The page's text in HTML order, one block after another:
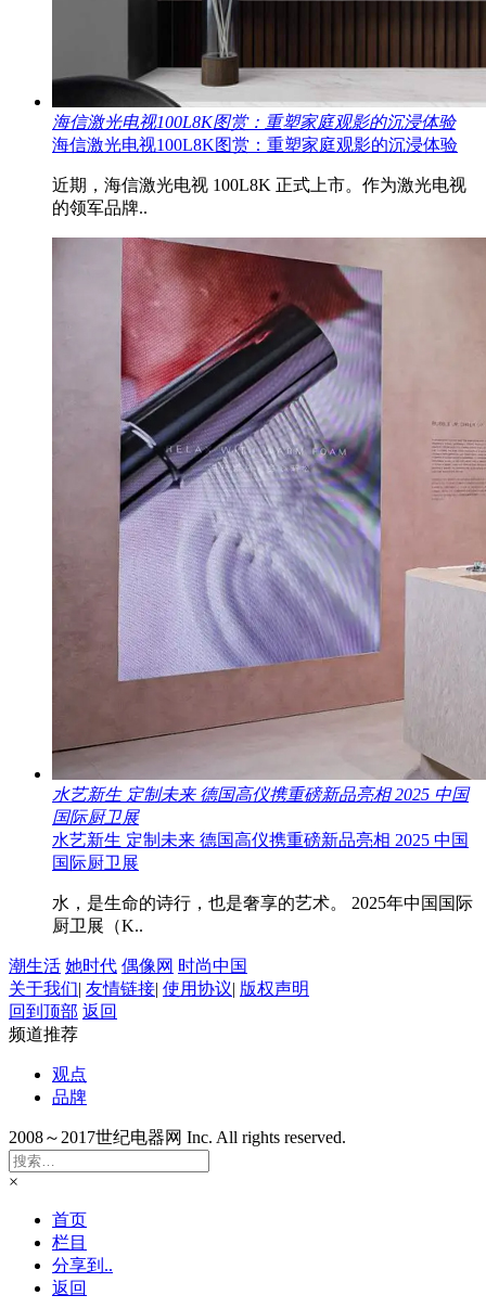
海信激光电视100L8K图赏：重塑家庭观影的沉浸体验
海信激光电视100L8K图赏：重塑家庭观影的沉浸体验
近期，海信激光电视 100L8K 正式上市。作为激光电视
的领军品牌..
水艺新生 定制未来 德国高仪携重磅新品亮相 2025 中国
国际厨卫展
水艺新生 定制未来 德国高仪携重磅新品亮相 2025 中国
国际厨卫展
水，是生命的诗行，也是奢享的艺术。 2025年中国国际
厨卫展（K..
潮生活 她时代 偶像网 时尚中国
关于我们| 友情链接| 使用协议| 版权声明
回到顶部 返回
频道推荐
观点
品牌
2008～2017世纪电器网 Inc. All rights reserved.
×
首页
栏目
分享到..
返回